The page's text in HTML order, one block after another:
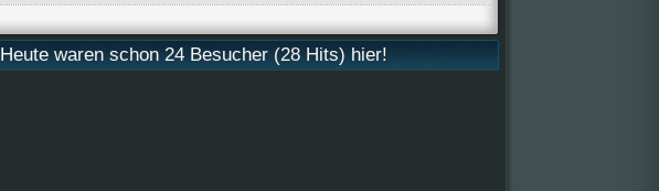
Heute waren schon 24 Besucher (28 Hits) hier!